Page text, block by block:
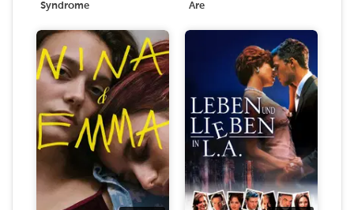
Syndrome
Are